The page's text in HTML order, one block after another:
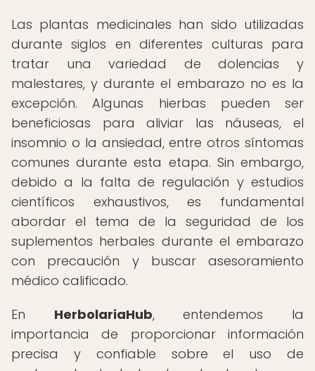
Las plantas medicinales han sido utilizadas
durante siglos en diferentes culturas para
tratar una variedad de dolencias y
malestares, y durante el embarazo no es la
excepción. Algunas hierbas pueden ser
beneficiosas para aliviar las náuseas, el
insomnio o la ansiedad, entre otros síntomas
comunes durante esta etapa. Sin embargo,
debido a la falta de regulación y estudios
científicos exhaustivos, es fundamental
abordar el tema de la seguridad de los
suplementos herbales durante el embarazo
con precaución y buscar asesoramiento
médico calificado.
En HerbolariaHub, entendemos la
importancia de proporcionar información
precisa y confiable sobre el uso de